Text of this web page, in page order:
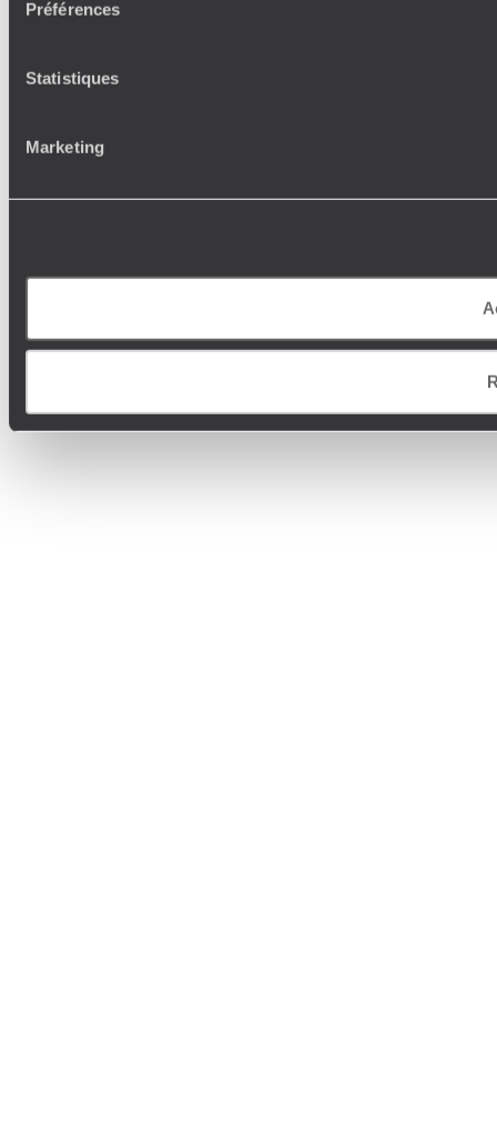
Préférences
Statistiques
Marketing